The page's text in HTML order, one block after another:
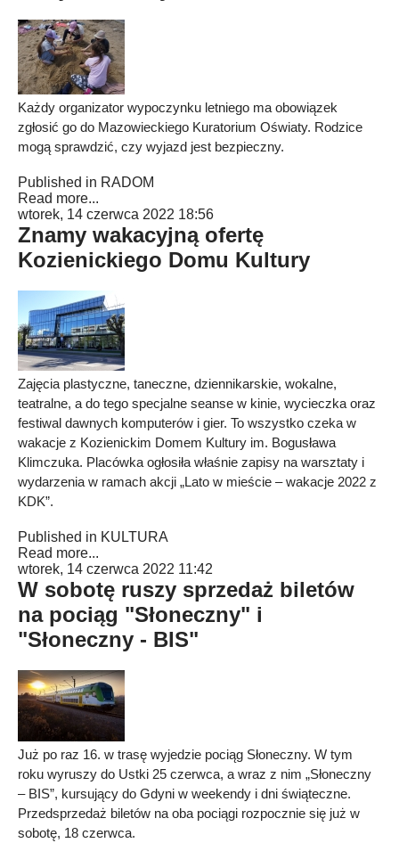
Każdy organizator wypoczynku letniego ma obowiązek
zgłosić go do Mazowieckiego Kuratorium Oświaty. Rodzice
mogą sprawdzić, czy wyjazd jest bezpieczny.
Published in RADOM
Read more...
wtorek, 14 czerwca 2022 18:56
Znamy wakacyjną ofertę
Kozienickiego Domu Kultury
Zajęcia plastyczne, taneczne, dziennikarskie, wokalne,
teatralne, a do tego specjalne seanse w kinie, wycieczka oraz
festiwal dawnych komputerów i gier. To wszystko czeka w
wakacje z Kozienickim Domem Kultury im. Bogusława
Klimczuka. Placówka ogłosiła właśnie zapisy na warsztaty i
wydarzenia w ramach akcji „Lato w mieście – wakacje 2022 z
KDK”.
Published in KULTURA
Read more...
wtorek, 14 czerwca 2022 11:42
W sobotę ruszy sprzedaż biletów
na pociąg "Słoneczny" i
"Słoneczny - BIS"
Już po raz 16. w trasę wyjedzie pociąg Słoneczny. W tym
roku wyruszy do Ustki 25 czerwca, a wraz z nim „Słoneczny
– BIS”, kursujący do Gdyni w weekendy i dni świąteczne.
Przedsprzedaż biletów na oba pociągi rozpocznie się już w
sobotę, 18 czerwca.